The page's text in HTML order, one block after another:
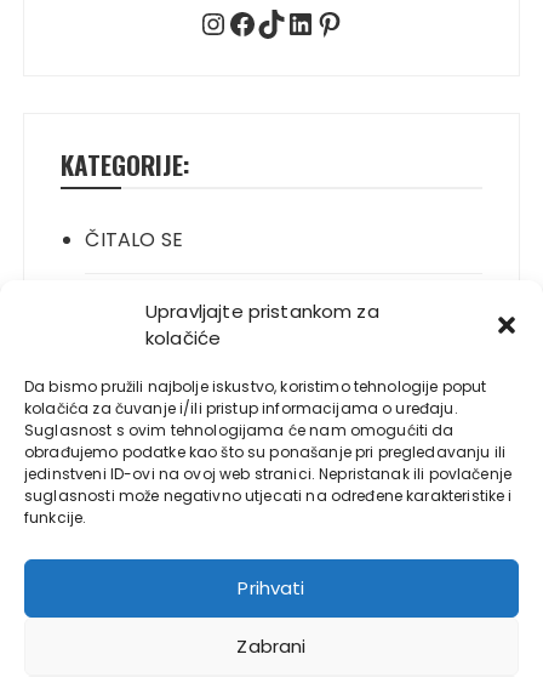
Upravljajte pristankom za
kolačiće
Da bismo pružili najbolje iskustvo, koristimo tehnologije poput
kolačića za čuvanje i/ili pristup informacijama o uređaju.
Suglasnost s ovim tehnologijama će nam omogućiti da
obrađujemo podatke kao što su ponašanje pri pregledavanju ili
jedinstveni ID-ovi na ovoj web stranici. Nepristanak ili povlačenje
suglasnosti može negativno utjecati na određene karakteristike i
funkcije.
Prihvati
Zabrani
Instagram
Facebook
TikTok
LinkedIn
Pinterest
KATEGORIJE:
ČITALO SE
ITALIANO
NOVO
PLAYBOY